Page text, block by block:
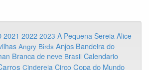
2021 2022 2023 A Pequena Sereia Alice
Angry Birds Anjos Bandeira do
Branca de neve Brasil Calendario
Cinderela Circo Copa do Mundo